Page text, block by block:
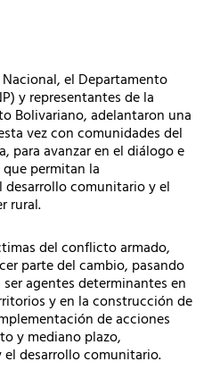
el Departamento
y representantes de la
Bolivariano, adelantaron una
vez con comunidades del
para avanzar en el diálogo e
permitan la
comunitario y el
rural.
del conflicto armado,
parte del cambio, pasando
ser agentes determinantes en
y en la construcción de
de acciones
y mediano plazo,
desarrollo comunitario.